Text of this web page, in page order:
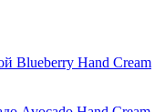
Blueberry Hand Cream